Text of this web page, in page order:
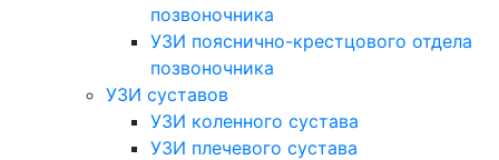
позвоночника
УЗИ пояснично-крестцового отдела
позвоночника
УЗИ суставов
УЗИ коленного сустава
УЗИ плечевого сустава